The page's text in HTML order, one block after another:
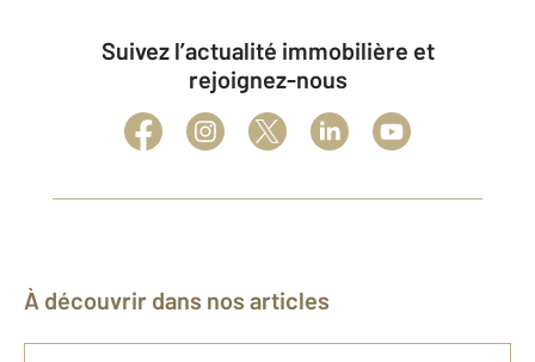
Suivez l’actualité immobilière et
rejoignez-nous
À découvrir dans nos articles